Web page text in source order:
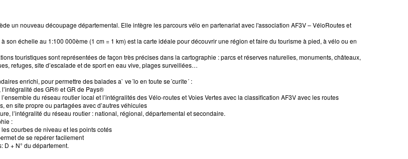
un nouveau découpage départemental. Elle intègre les parcours vélo en partenariat avec l'association AF3V – VéloRoutes et
son échelle au 1:100 000ème (1 cm = 1 km) est la carte idéale pour découvrir une région et faire du tourisme à pied, à vélo ou en
touristiques sont représentées de façon très précises dans la cartographie : parcs et réserves naturelles, monuments, châteaux,
refuges, site d’escalade et de sport en eau vive, plages surveillées…
enrichi, pour permettre des balades a` ve´lo en toute se´curite´ :
des GR® et GR de Pays®
du réseau routier local et l’intégralités des Vélo-routes et Voies Vertes avec la classification AF3V avec les routes
en site propre ou partagées avec d’autres véhicules
l’intégralité du réseau routier : national, régional, départemental et secondaire.
:
courbes de niveau et les points cotés
de se repérer facilement
D + N° du département.